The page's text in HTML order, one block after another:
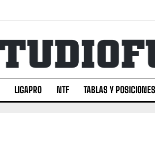
LIGAPRO NTF TABLAS Y POSICIONES